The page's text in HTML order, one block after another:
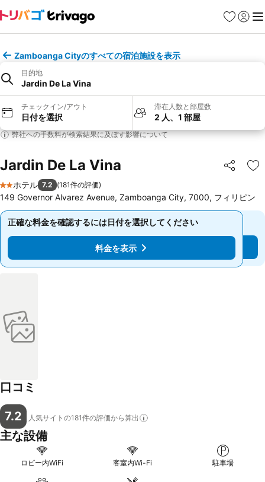
お気に入り
ログイ
メ
Zamboanga Cityのすべての宿泊施設を表示
目的地
Jardin De La Vina
チェックイン/アウト
日付を選択
滞在人数と部屋数
2 人、1 部屋
弊社への手数料が検索結果に及ぼす影響について
Jardin De La Vina シェア
お
2 ホテルのランク
ホテル 7.2 (181件の評価)
149 Governor Alvarez Avenue, Zamboanga City, 7000, フィリピン
正確な料金を確認するには日付を選択してください
料金を表示
正確な料金を確認するには日付を選択してください
料金を表示
口コミ
7.2 人気サイトの181件の評価から算出
主な設備
ロビー内WiFi 客室内Wi-Fi 駐車場